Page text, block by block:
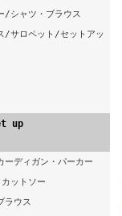
/シャツ・ブラウス
/サロペット/セットアッ
up
ーディガン・パーカー
ットソー
ラウス